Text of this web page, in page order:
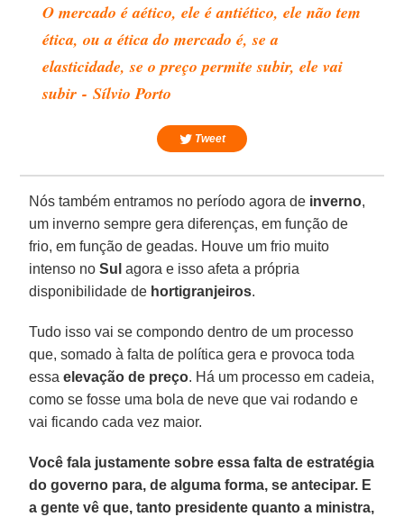
O mercado é aético, ele é antiético, ele não tem
ética, ou a ética do mercado é, se a
elasticidade, se o preço permite subir, ele vai
subir - Sílvio Porto
Tweet
Nós também entramos no período agora de inverno,
um inverno sempre gera diferenças, em função de
frio, em função de geadas. Houve um frio muito
intenso noSul agora e isso afeta a própria
disponibilidade de hortigranjeiros.
Tudo isso vai se compondo dentro de um processo
que, somado à falta de política gera e provoca toda
essaelevação de preço. Há um processo em cadeia,
como se fosse uma bola de neve que vai rodando e
vai ficando cada vez maior.
Você fala justamente sobre essa falta de estratégia
do governo para, de alguma forma, se antecipar. E
a gente vê que, tanto presidente quanto a ministra,